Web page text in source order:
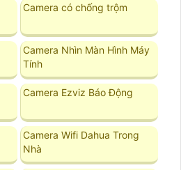
Camera có chống trộm
Camera Nhìn Màn Hình Máy
Tính
Camera Ezviz Báo Động
Camera Wifi Dahua Trong
Nhà